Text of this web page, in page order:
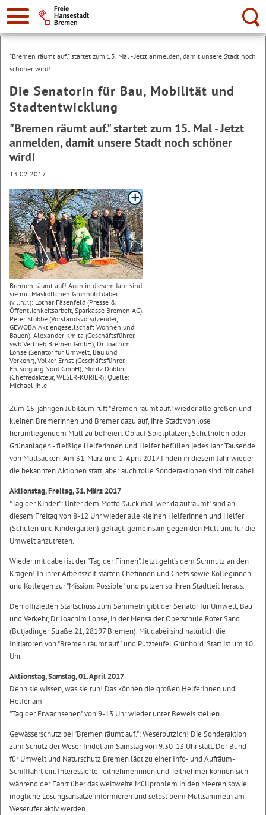
Suche:
"Bremen räumt auf." startet zum 15. Mal - Jetzt anmelden, damit unsere Stadt noch
schöner wird!
Die Senatorin für Bau, Mobilität und
Stadtentwicklung
"Bremen räumt auf." startet zum 15. Mal - Jetzt
anmelden, damit unsere Stadt noch schöner
wird!
13.02.2017
Bremen räumt auf! Auch in diesem Jahr sind
sie mit Maskottchen Grünhold dabei:
(v.l.n.r.): Lothar Fäsenfeld (Presse &
Öffentlichkeitsarbeit, Sparkasse Bremen AG),
Peter Stubbe (Vorstandsvorsitzender,
GEWOBA Aktiengesellschaft Wohnen und
Bauen), Alexander Kmita (Geschäftsführer,
swb Vertrieb Bremen GmbH), Dr. Joachim
Lohse (Senator für Umwelt, Bau und
Verkehr), Volker Ernst (Geschäftsführer,
Entsorgung Nord GmbH), Moritz Döbler
(Chefredakteur, WESER-KURIER); Quelle:
Michael Ihle
Zum 15-jährigen Jubiläum ruft "Bremen räumt auf." wieder alle großen und
kleinen Bremerinnen und Bremer dazu auf, ihre Stadt von lose
herumliegendem Müll zu befreien. Ob auf Spielplätzen, Schulhöfen oder
Grünanlagen - fleißige Helferinnen und Helfer befüllen jedes Jahr Tausende
von Müllsäcken. Am 31. März und 1. April 2017 finden in diesem Jahr wieder
die bekannten Aktionen statt, aber auch tolle Sonderaktionen sind mit dabei.
Aktionstag, Freitag, 31. März 2017
"Tag der Kinder": Unter dem Motto "Guck mal, wer da aufräumt" sind an
diesem Freitag von 8-12 Uhr wieder alle kleinen Helferinnen und Helfer
(Schulen und Kindergärten) gefragt, gemeinsam gegen den Müll und für die
Umwelt anzutreten.
Wieder mit dabei ist der "Tag der Firmen". Jetzt geht’s dem Schmutz an den
Kragen! In ihrer Arbeitszeit starten Chefinnen und Chefs sowie Kolleginnen
und Kollegen zur "Mission: Possible" und putzen so ihren Stadtteil heraus.
Den offiziellen Startschuss zum Sammeln gibt der Senator für Umwelt, Bau
und Verkehr, Dr. Joachim Lohse, in der Mensa der Oberschule Roter Sand
(Butjadinger Straße 21, 28197 Bremen). Mit dabei sind natürlich die
Initiatoren von "Bremen räumt auf." und Putzteufel Grünhold. Start ist um 10
Uhr.
Aktionstag, Samstag, 01. April 2017
Denn sie wissen, was sie tun! Das können die großen Helferinnen und
Helfer am
"Tag der Erwachsenen" von 9-13 Uhr wieder unter Beweis stellen.
Gewässerschutz bei "Bremen räumt auf.": WeserputzIch! Die Sonderaktion
zum Schutz der Weser findet am Samstag von 9:30-13 Uhr statt. Der Bund
für Umwelt und Naturschutz Bremen lädt zu einer Info- und Aufräum-
Schifffahrt ein. Interessierte Teilnehmerinnen und Teilnehmer können sich
während der Fahrt über das weltweite Müllproblem in den Meeren sowie
mögliche Lösungsansätze informieren und selbst beim Müllsammeln am
Weserufer aktiv werden.